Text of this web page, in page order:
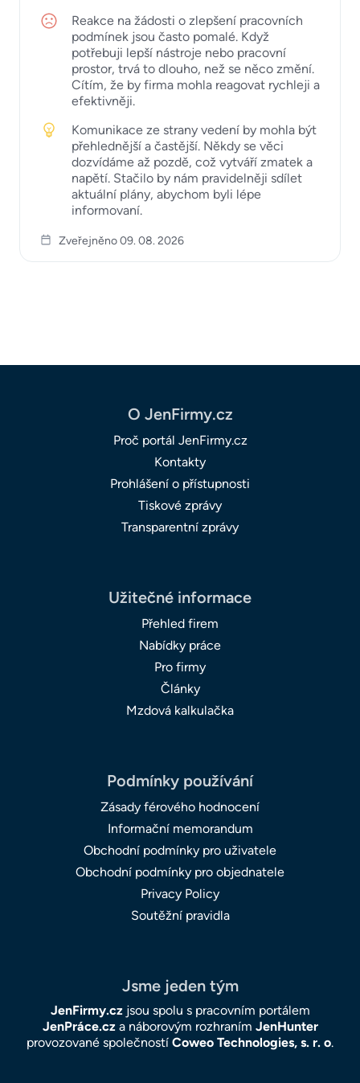
Reakce na žádosti o zlepšení pracovních
podmínek jsou často pomalé. Když
potřebuji lepší nástroje nebo pracovní
prostor, trvá to dlouho, než se něco změní.
Cítím, že by firma mohla reagovat rychleji a
efektivněji.
Komunikace ze strany vedení by mohla být
přehlednější a častější. Někdy se věci
dozvídáme až pozdě, což vytváří zmatek a
napětí. Stačilo by nám pravidelněji sdílet
aktuální plány, abychom byli lépe
informovaní.
Zveřejněno 09. 08. 2026
O JenFirmy.cz
Proč portál JenFirmy.cz
Kontakty
Prohlášení o přístupnosti
Tiskové zprávy
Transparentní zprávy
Užitečné informace
Přehled firem
Nabídky práce
Pro firmy
Články
Mzdová kalkulačka
Podmínky používání
Zásady férového hodnocení
Informační memorandum
Obchodní podmínky pro uživatele
Obchodní podmínky pro objednatele
Privacy Policy
Soutěžní pravidla
Jsme jeden tým
JenFirmy.czjsou spolu s pracovním portálem
JenPráce.cza náborovým rozhraním JenHunter
provozované společností Coweo Technologies, s. r. o.